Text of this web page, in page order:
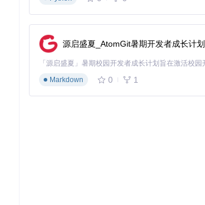
源启盛夏_AtomGit暑期开发者成长计划
Markdown
0 1